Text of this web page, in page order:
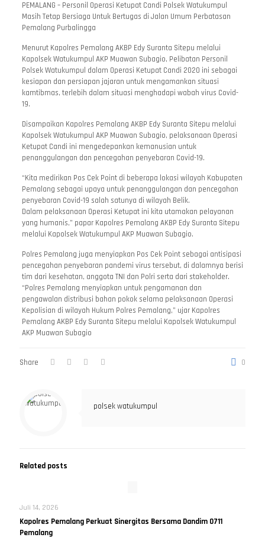
PEMALANG – Personil Operasi Ketupat Candi Polsek Watukumpul
Masih Tetap Bersiaga Untuk Bertugas di Jalan Umum Perbatasan
Pemalang Purbalingga
Menurut Kapolres Pemalang AKBP Edy Suranta Sitepu melalui
Kapolsek Watukumpul AKP Muawan Subagio, Pelibatan Personil
Polsek Watukumpul dalam Operasi Ketupat Candi 2020 ini sebagai
kesiapan dan persiapan jajaran untuk mengamankan situasi
kamtibmas, terlebih dalam situasi menghadapi wabah virus Covid-
19.
Disampaikan Kapolres Pemalang AKBP Edy Suranta Sitepu melalui
Kapolsek Watukumpul AKP Muawan Subagio, pelaksanaan Operasi
Ketupat Candi ini mengedepankan kemanusian untuk
penanggulangan dan pencegahan penyebaran Covid-19.
“Kita medirikan Pos Cek Point di beberapa lokasi wilayah Kabupaten
Pemalang sebagai upaya untuk penanggulangan dan pencegahan
penyebaran Covid-19 salah satunya di wilayah Belik.
Dalam pelaksanaan Operasi Ketupat ini kita utamakan pelayanan
yang humanis,” papar Kapolres Pemalang AKBP Edy Suranta Sitepu
melalui Kapolsek Watukumpul AKP Muawan Subagio.
Polres Pemalang juga menyiapkan Pos Cek Point sebagai antisipasi
pencegahan penyebaran pandemi virus tersebut, di dalamnya berisi
tim dari kesehatan, anggota TNI dan Polri serta dari stakeholder.
“Polres Pemalang menyiapkan untuk pengamanan dan
pengawalan distribusi bahan pokok selama pelaksanaan Operasi
Kepolisian di wilayah Hukum Polres Pemalang,” ujar Kapolres
Pemalang AKBP Edy Suranta Sitepu melalui Kapolsek Watukumpul
AKP Muawan Subagio
Share 0
polsek watukumpul
Related posts
Juli 14, 2026
Kapolres Pemalang Perkuat Sinergitas Bersama Dandim 0711
Pemalang